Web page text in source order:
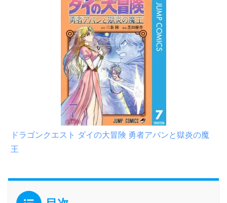
ドラゴンクエスト ダイの大冒険 勇者アバンと獄炎の魔
王